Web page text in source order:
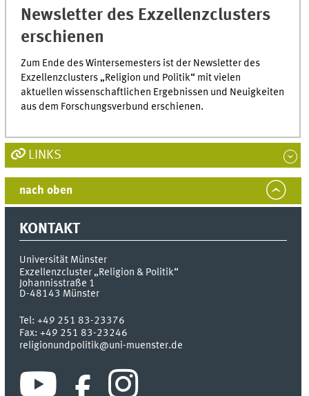
Newsletter des Exzellenzclusters
erschienen
Zum Ende des Wintersemesters ist der Newsletter des
Exzellenzclusters „Religion und Politik“ mit vielen
aktuellen wissenschaftlichen Ergebnissen und Neuigkeiten
aus dem Forschungsverbund erschienen.
LINKS
nach oben
KONTAKT
Universität Münster
Exzellenzcluster „Religion & Politik“
Johannisstraße 1
D-48143 Münster
Tel:+49 251 83-23376
Fax:+49 251 83-23246
religionundpolitik@uni-muenster.de